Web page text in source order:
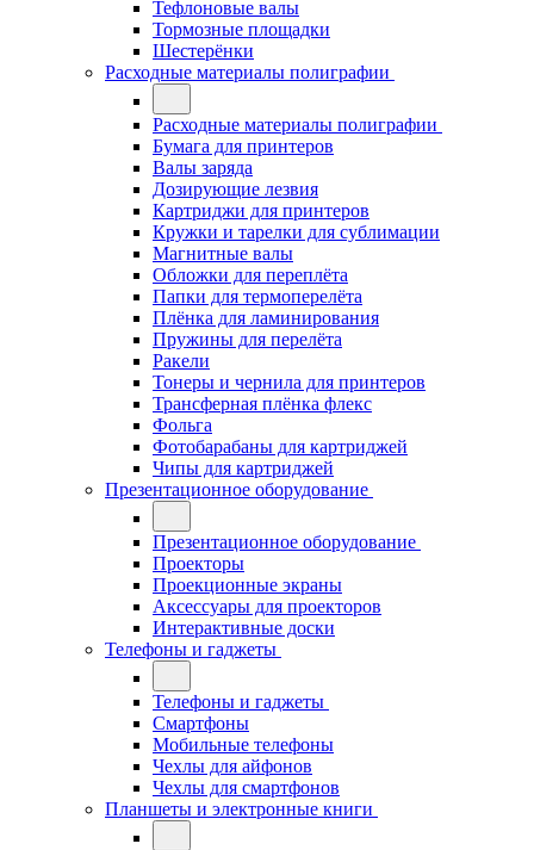
Тефлоновые валы
Тормозные площадки
Шестерёнки
Расходные материалы полиграфии
Расходные материалы полиграфии
Бумага для принтеров
Валы заряда
Дозирующие лезвия
Картриджи для принтеров
Кружки и тарелки для сублимации
Магнитные валы
Обложки для переплёта
Папки для термоперелёта
Плёнка для ламинирования
Пружины для перелёта
Ракели
Тонеры и чернила для принтеров
Трансферная плёнка флекс
Фольга
Фотобарабаны для картриджей
Чипы для картриджей
Презентационное оборудование
Презентационное оборудование
Проекторы
Проекционные экраны
Аксессуары для проекторов
Интерактивные доски
Телефоны и гаджеты
Телефоны и гаджеты
Смартфоны
Мобильные телефоны
Чехлы для айфонов
Чехлы для смартфонов
Планшеты и электронные книги